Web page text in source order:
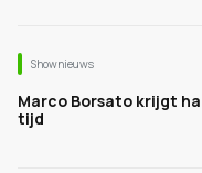
Shownieuws
Marco Borsato krijgt
tijd